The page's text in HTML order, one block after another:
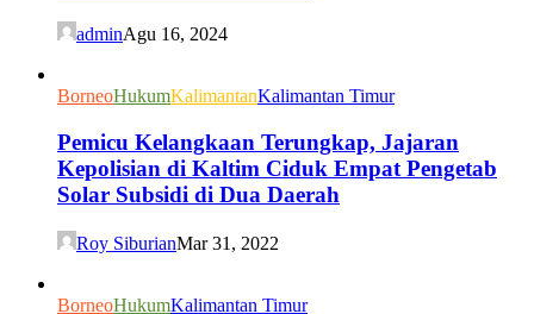
adminAgu 16, 2024
BorneoHukumKalimantanKalimantan Timur
Pemicu Kelangkaan Terungkap, Jajaran
Kepolisian di Kaltim Ciduk Empat Pengetab
Solar Subsidi di Dua Daerah
Roy SiburianMar 31, 2022
BorneoHukumKalimantan Timur